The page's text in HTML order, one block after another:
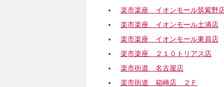
楽市楽座 イオンモール筑紫野
楽市楽座 イオンモール土浦店
楽市楽座 イオンモール東員店
楽市楽座 ２１０トリアス店
楽市街道 名古屋店
楽市街道 箱崎店 ２Ｆ